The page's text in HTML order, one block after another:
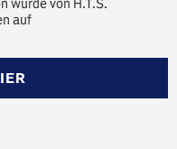
wurde von H.T.S.
auf